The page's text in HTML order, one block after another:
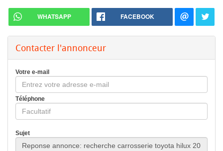
WHATSAPP FACEBOOK
Contacter l'annonceur
Votre e-mail
Téléphone
Sujet